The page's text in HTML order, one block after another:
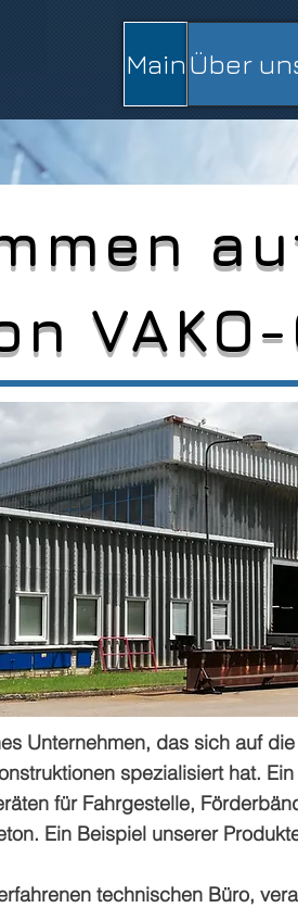
Main Über
Unternehmen, das sich auf
spezialisiert hat.
für Fahrgestelle,
Ein Beispiel unserer
technischen Büro,